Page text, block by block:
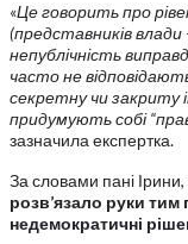
«Це говорить про
(представників влади
непублічність
часто не
секретну чи закриту
придумують собі
зазначила експертка.
За словами пані Ірини,
розв’язало руки
недемократичні